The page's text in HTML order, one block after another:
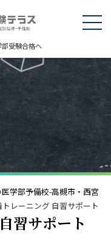
受験合格へ
学部予備校-高槻市・西宮
トレーニング 自習サポート
習サポート